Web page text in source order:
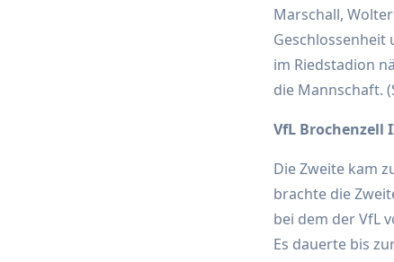
Marschall,
Geschlossenheit
im Riedstadion
die Mannschaft.
VfL Brochenzell
Die Zweite kam
brachte die
bei dem der VfL
Es dauerte bis